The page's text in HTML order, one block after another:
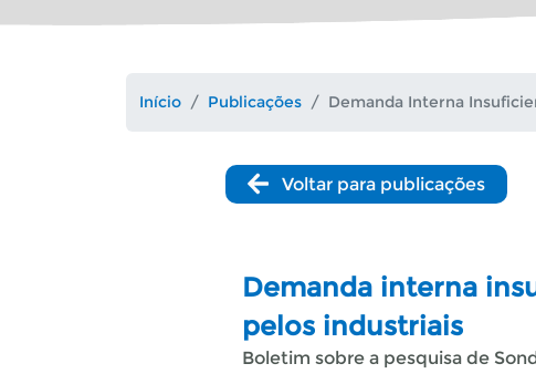
Início Publicações Demanda Interna
Voltar para publicações
Demanda interna
pelos industriais
Boletim sobre a pesquisa de